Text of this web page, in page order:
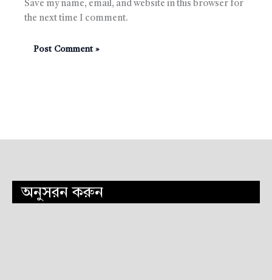
Save my name, email, and website in this browser for
the next time I comment.
অনুসরন করুন